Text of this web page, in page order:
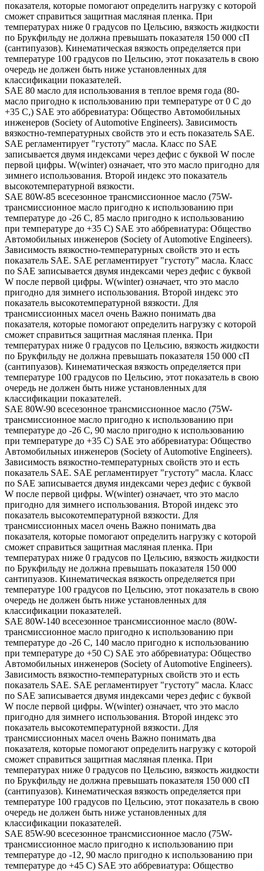
показателя, которые помогают определить нагрузку с которой
сможет справиться защитная масляная пленка. При
температурах ниже 0 градусов по Цельсию, вязкость жидкости
по Брукфильду не должна превышать показателя 150 000 сП
(сантипуазов). Кинематическая вязкость определяется при
температуре 100 градусов по Цельсию, этот показатель в свою
очередь не должен быть ниже установленных для
классификации показателей.
SAE 80 масло для использования в теплое время года (80-
масло пригодно к использованию при температуре от 0 С до
+35 С,) SAE это аббревиатура: Общество Автомобильных
инженеров (Society of Automotive Engineers). Зависимость
вязкостно-температурных свойств это и есть показатель SAE.
SAE регламентирует "густоту" масла. Класс по SAE
записывается двумя индексами через дефис с буквой W после
первой цифры. W(winter) означает, что это масло пригодно для
зимнего использования. Второй индекс это показатель
высокотемпературной вязкости.
SAE 80W-85 всесезонное трансмиссионное масло (75W-
трансмиссионное масло пригодно к использованию при
температуре до -26 С, 85 масло пригодно к использованию
при температуре до +35 С) SAE это аббревиатура: Общество
Автомобильных инженеров (Society of Automotive Engineers).
Зависимость вязкостно-температурных свойств это и есть
показатель SAE. SAE регламентирует "густоту" масла. Класс
по SAE записывается двумя индексами через дефис с буквой
W после первой цифры. W(winter) означает, что это масло
пригодно для зимнего использования. Второй индекс это
показатель высокотемпературной вязкости. Для
трансмиссионных масел очень Важно понимать два
показателя, которые помогают определить нагрузку с которой
сможет справиться защитная масляная пленка. При
температурах ниже 0 градусов по Цельсию, вязкость жидкости
по Брукфильду не должна превышать показателя 150 000 сП
(сантипуазов). Кинематическая вязкость определяется при
температуре 100 градусов по Цельсию, этот показатель в свою
очередь не должен быть ниже установленных для
классификации показателей.
SAE 80W-90 всесезонное трансмиссионное масло (75W-
трансмиссионное масло пригодно к использованию при
температуре до -26 С, 90 масло пригодно к использованию
при температуре до +35 С) SAE это аббревиатура: Общество
Автомобильных инженеров (Society of Automotive Engineers).
Зависимость вязкостно-температурных свойств это и есть
показатель SAE. SAE регламентирует "густоту" масла. Класс
по SAE записывается двумя индексами через дефис с буквой
W после первой цифры. W(winter) означает, что это масло
пригодно для зимнего использования. Второй индекс это
показатель высокотемпературной вязкости. Для
трансмиссионных масел очень Важно понимать два
показателя, которые помогают определить нагрузку с которой
сможет справиться защитная масляная пленка. При
температурах ниже 0 градусов по Цельсию, вязкость жидкости
по Брукфильду не должна превышать показателя 150 000
сантипуазов. Кинематическая вязкость определяется при
температуре 100 градусов по Цельсию, этот показатель в свою
очередь не должен быть ниже установленных для
классификации показателей.
SAE 80W-140 всесезонное трансмиссионное масло (80W-
трансмиссионное масло пригодно к использованию при
температуре до -26 С, 140 масло пригодно к использованию
при температуре до +50 С) SAE это аббревиатура: Общество
Автомобильных инженеров (Society of Automotive Engineers).
Зависимость вязкостно-температурных свойств это и есть
показатель SAE. SAE регламентирует "густоту" масла. Класс
по SAE записывается двумя индексами через дефис с буквой
W после первой цифры. W(winter) означает, что это масло
пригодно для зимнего использования. Второй индекс это
показатель высокотемпературной вязкости. Для
трансмиссионных масел очень Важно понимать два
показателя, которые помогают определить нагрузку с которой
сможет справиться защитная масляная пленка. При
температурах ниже 0 градусов по Цельсию, вязкость жидкости
по Брукфильду не должна превышать показателя 150 000 сП
(сантипуазов). Кинематическая вязкость определяется при
температуре 100 градусов по Цельсию, этот показатель в свою
очередь не должен быть ниже установленных для
классификации показателей.
SAE 85W-90 всесезонное трансмиссионное масло (75W-
трансмиссионное масло пригодно к использованию при
температуре до -12, 90 масло пригодно к использованию при
температуре до +45 С) SAE это аббревиатура: Общество